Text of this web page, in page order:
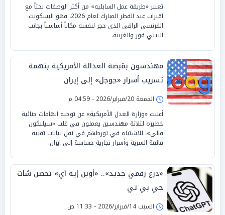
تعتبر «طريقة عمل السابليه» من أكثر الوصفات بحثاً مع
اقتراب عيد الفطر المبارك لعام 2026، فهو البسكويت
الفرنسي الراقي الذي حجز لنفسه مكاناً أساسياً بجانب
البيتي فور والغريبة.
مهندسون بقبضة العدالة الأمريكية بتهمة
تسريب أسرار «جوجل» إلى إيران
الجمعة 20/فبراير/2026 - 04:59 م
أعلنت «وزارة العدل الأمريكية» عن توجيه اتهامات جنائية
خطيرة لثلاثة مهندسين يعملون في قلب «سيليكون
فالي»، للاشتباه في تورطهم في نقل بيانات تقنية
فائقة السرية وأسرار تجارية حساسة إلى إيران.
«درع رقمي جديد».. «أوبن إيه آي» تحصن شات
جي بي تي
السبت 14/فبراير/2026 - 11:33 ص